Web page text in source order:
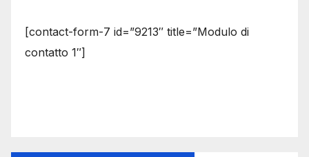
[contact-form-7 id=”9213″ title=”Modulo di
contatto 1″]